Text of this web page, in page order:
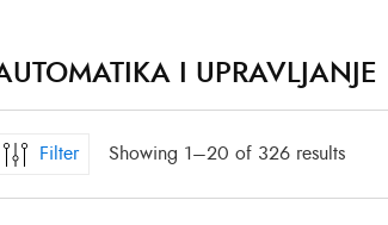
I UPRAVLJANJE
Filter Showing 1–20 of 326 results